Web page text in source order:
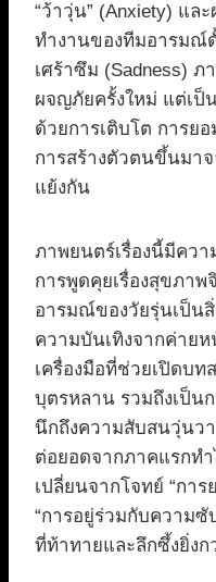
“ว้าวุ่น” (Anxiety) แล
ทำงานของทีมอารมณ์
เศร้าซึม (Sadness) ภ
ผจญภัยครั้งใหม่ แต่เป็
ด้วยการเติบโต การย
การสร้างตัวตนขึ้นมา
แย้งกัน
ภาพยนตร์เรื่องนี้มีคว
การพูดคุยเรื่องสุขภา
อารมณ์ของวัยรุ่นเป็นสิ่
ความบันเทิงจากค่าย
เครื่องมือที่ช่วยเปิดบท
บุตรหลาน รวมถึงเป็น
นึกถึงความสับสนวุ่นว
ต่อยอดจากภาคแรกท
เปลี่ยนจากโจทย์ “กา
“การอยู่ร่วมกับความ
ที่ท้าทายและลึกซึ้งยิ่งก